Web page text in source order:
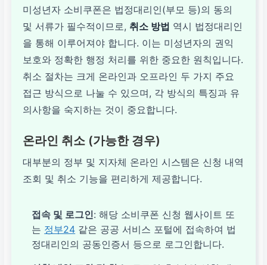
미성년자 소비쿠폰은 법정대리인(부모 등)의 동의
및 서류가 필수적이므로, 취소 방법 역시 법정대리인
을 통해 이루어져야 합니다. 이는 미성년자의 권익
보호와 정확한 행정 처리를 위한 중요한 원칙입니다.
취소 절차는 크게 온라인과 오프라인 두 가지 주요
접근 방식으로 나눌 수 있으며, 각 방식의 특징과 유
의사항을 숙지하는 것이 중요합니다.
온라인 취소 (가능한 경우)
대부분의 정부 및 지자체 온라인 시스템은 신청 내역
조회 및 취소 기능을 편리하게 제공합니다.
접속 및 로그인: 해당 소비쿠폰 신청 웹사이트 또
는 정부24 같은 공공 서비스 포털에 접속하여 법
정대리인의 공동인증서 등으로 로그인합니다.